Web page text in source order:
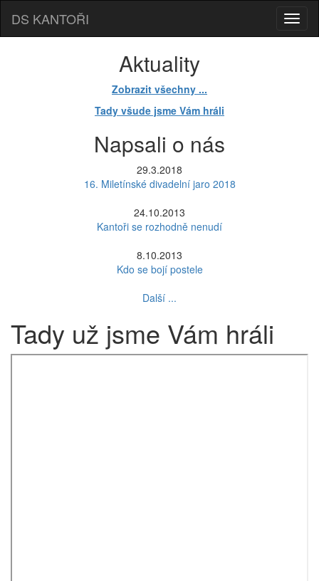
DS KANTOŘI
Aktuality
Zobrazit všechny ...
Tady všude jsme Vám hráli
Napsali o nás
29.3.2018
16. Miletínské divadelní jaro 2018
24.10.2013
Kantoři se rozhodně nenudí
8.10.2013
Kdo se bojí postele
Další ...
Tady už jsme Vám hráli